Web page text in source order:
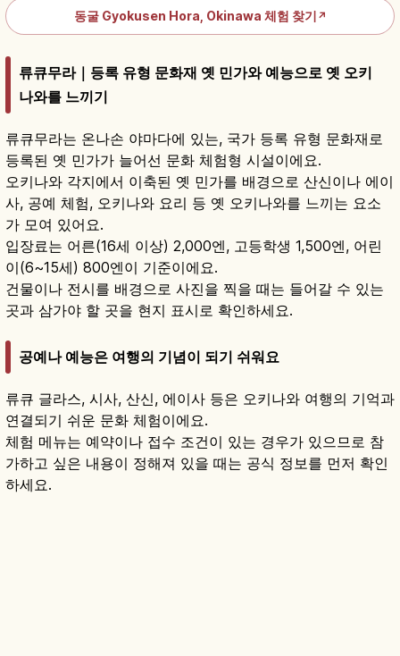
동굴 Gyokusen Hora, Okinawa 체험 찾기 ↗
류큐무라｜등록 유형 문화재 옛 민가와 예능으로 옛 오키
나와를 느끼기
류큐무라는 온나손 야마다에 있는, 국가 등록 유형 문화재로
등록된 옛 민가가 늘어선 문화 체험형 시설이에요.
오키나와 각지에서 이축된 옛 민가를 배경으로 산신이나 에이
사, 공예 체험, 오키나와 요리 등 옛 오키나와를 느끼는 요소
가 모여 있어요.
입장료는 어른(16세 이상) 2,000엔, 고등학생 1,500엔, 어린
이(6~15세) 800엔이 기준이에요.
건물이나 전시를 배경으로 사진을 찍을 때는 들어갈 수 있는
곳과 삼가야 할 곳을 현지 표시로 확인하세요.
공예나 예능은 여행의 기념이 되기 쉬워요
류큐 글라스, 시사, 산신, 에이사 등은 오키나와 여행의 기억과
연결되기 쉬운 문화 체험이에요.
체험 메뉴는 예약이나 접수 조건이 있는 경우가 있으므로 참
가하고 싶은 내용이 정해져 있을 때는 공식 정보를 먼저 확인
하세요.